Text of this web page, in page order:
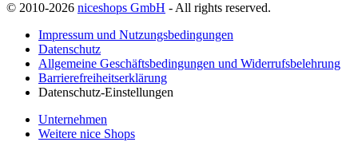
© 2010-2026 niceshops GmbH - All rights reserved.
Impressum und Nutzungsbedingungen
Datenschutz
Allgemeine Geschäftsbedingungen und Widerrufsbelehrung
Barrierefreiheitserklärung
Datenschutz-Einstellungen
Unternehmen
Weitere nice Shops